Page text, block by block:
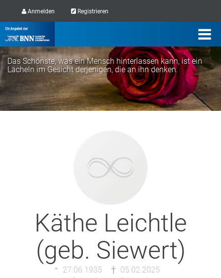
Anmelden Registrieren
Das Schönste, was ein Mensch hinterlassen kann, ist ein
Lächeln im Gesicht derjenigen, die an ihn denken.
Käthe Leichtle
(geb. Siewert)
27.06.1935 05.02.2025